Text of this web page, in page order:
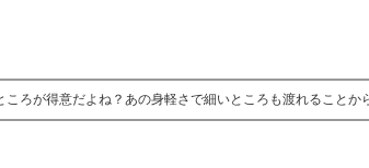
ころが得意だよね？あの身軽さで細いところも渡れること